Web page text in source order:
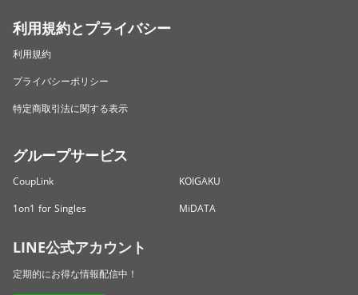
利用規約とプライバシー
利用規約
プライバシーポリシー
特定商取引法に関する表示
グループサービス
CoupLink
KOIGAKU
1on1 for Singles
MiDATA
LINE公式アカウント
定期的にお得な情報配信中！